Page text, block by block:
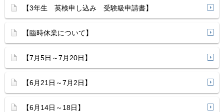
【3年生 英検申し込み 受験級申請書】
【臨時休業について】
【7月5日～7月20日】
【6月21日～7月2日】
【6月14日～18日】